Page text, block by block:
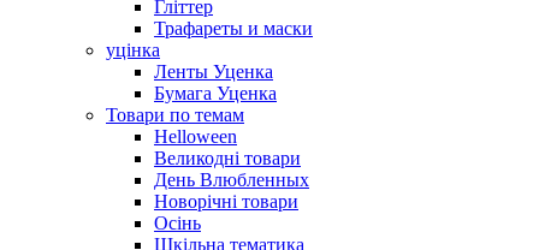
Гліттер
Трафареты и маски
уцінка
Ленты Уценка
Бумага Уценка
Товари по темам
Helloween
Великодні товари
День Влюбленных
Новорічні товари
Осінь
Шкільна тематика